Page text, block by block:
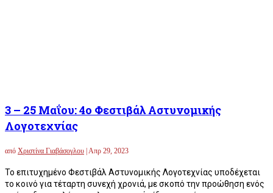
3 – 25 Μαΐου: 4ο Φεστιβάλ Αστυνομικής
Λογοτεχνίας
από Χριστίνα Γιαβάσογλου Απρ 29, 2023
Το επιτυχημένο Φεστιβάλ Αστυνομικής Λογοτεχνίας υποδέχεται
το κοινό για τέταρτη συνεχή χρονιά, με σκοπό την προώθηση ενός